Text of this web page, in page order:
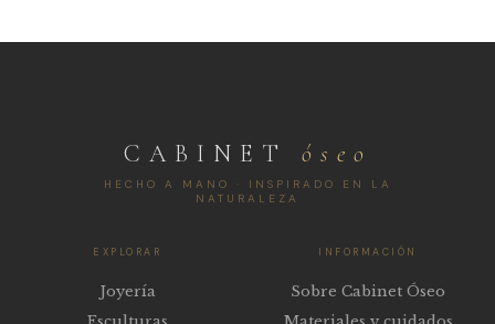
CABINET óseo
HECHO A MANO · INSPIRADO EN LA
NATURALEZA
EXPLORAR
Joyería
INFORMACIÓN
Sobre Cabinet Óseo